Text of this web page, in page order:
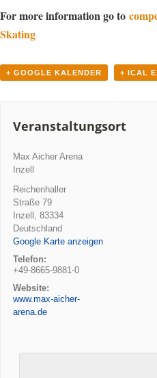
For more information go to
Skating
+ GOOGLE KALENDER + ICAL
Veranstaltungsort
Max Aicher Arena
Inzell
Reichenhaller
Straße 79
Inzell 83334
Deutschland
Google Karte anzeigen
Telefon:
+49-8665-9881-0
Website:
www.max-aicher-
arena.de